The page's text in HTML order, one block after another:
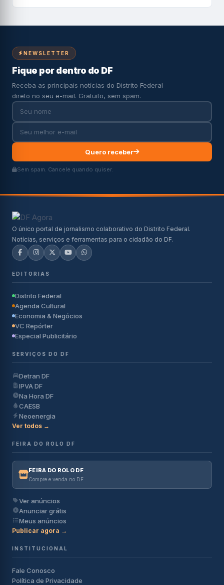
NEWSLETTER
Fique por dentro do DF
Receba as principais notícias do Distrito Federal
direto no seu e-mail. Gratuito, sem spam.
Quero receber
Sem spam. Cancele quando quiser.
O único portal de jornalismo colaborativo do Distrito Federal.
Notícias, serviços e ferramentas para o cidadão do DF.
EDITORIAS
Distrito Federal
Agenda Cultural
Economia & Negócios
VC Repórter
Especial Publicitário
SERVIÇOS DO DF
Detran DF
IPVA DF
Na Hora DF
CAESB
Neoenergia
Ver todos →
FEIRA DO ROLO DF
FEIRA DO ROLO DF
Compre e venda no DF
Ver anúncios
Anunciar grátis
Meus anúncios
Publicar agora →
INSTITUCIONAL
Fale Conosco
Política de Privacidade